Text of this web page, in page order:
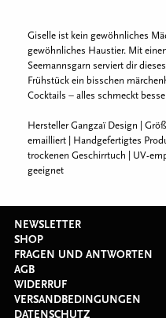
Giselle ist kein gewöhnliches
gewöhnliches Haustier. Mit
Seemannsgarn serviert dir
Frühstück ein bisschen
Cocktails – alles schmeckt
Hersteller Gangzaï Design |
emailliert | Handgefertigtes
trockenen Geschirrtuch | UV-
geeignet
NEWSLETTER
SHOP
FRAGEN UND ANTWORTEN
AGB
WIDERRUF
VERSANDBEDINGUNGEN
DATENSCHUTZ